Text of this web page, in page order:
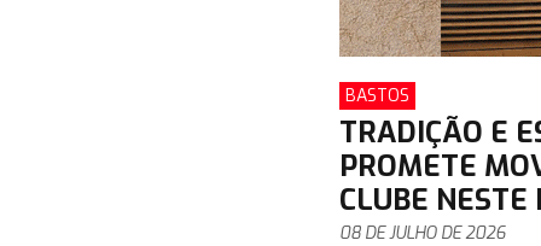
BASTOS
TRADIÇÃO E
PROMETE
CLUBE NESTE
08 DE JULHO DE 2026